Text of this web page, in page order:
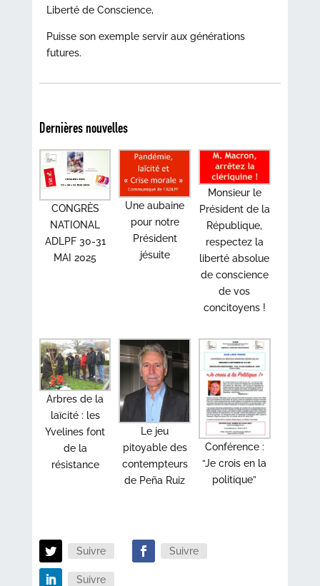
Liberté de Conscience,
Puisse son exemple servir aux générations
futures.
Dernières nouvelles
CONGRÈS
NATIONAL
ADLPF 30-31
MAI 2025
Une aubaine
pour notre
Président
jésuite
Monsieur le
Président de la
République,
respectez la
liberté absolue
de conscience
de vos
concitoyens !
Arbres de la
laïcité : les
Yvelines font
de la
résistance
Le jeu
pitoyable des
contempteurs
de Peña Ruiz
Conférence :
“Je crois en la
politique”
Suivre Suivre
Suivre